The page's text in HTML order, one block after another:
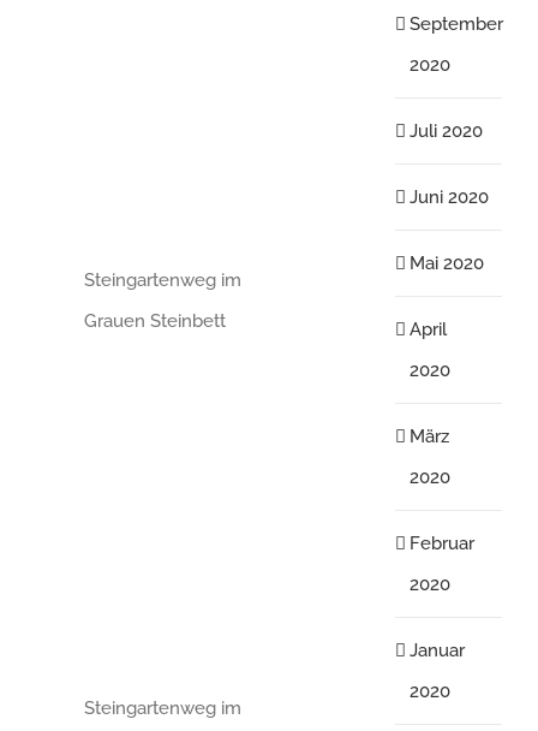
Steingartenweg im
Grauen Steinbett
Steingartenweg im
September
2020
Juli 2020
Juni 2020
Mai 2020
April
2020
März
2020
Februar
2020
Januar
2020